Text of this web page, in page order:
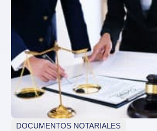
DOCUMENTOS NOTARIALES